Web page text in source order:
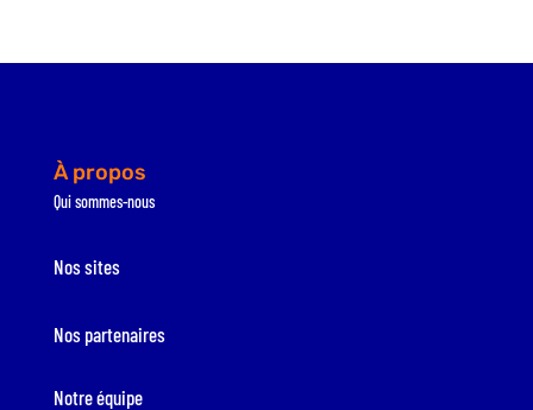
À propos
Qui sommes-nous
Nos sites
Nos partenaires
Notre équipe